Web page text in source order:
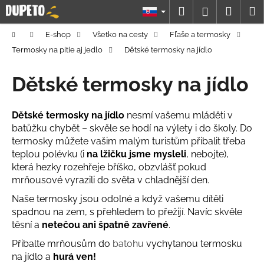
Prejsť
na
obsah
Hľadať
košík
DomovE-shop Všetko na cesty
Fľaše a termosky
Termosky na pitie aj jedlo
Dětské termosky na jídlo
Dětské termosky na jídlo
Dětské termosky na jídlo nesmí vašemu mláděti v
batůžku chybět – skvěle se hodí na výlety i do školy. Do
termosky můžete vašim malým turistům přibalit třeba
teplou polévku (i na lžičku jsme mysleli, nebojte),
která hezky rozehřeje bříško, obzvlášť pokud
mrňousové vyrazili do světa v chladnější den.
Naše termosky jsou odolné a když vašemu dítěti
spadnou na zem, s přehledem to přežijí. Navíc skvěle
těsní a netečou ani špatně zavřené.
Přibalte mrňousům do batohu vychytanou termosku
na jídlo a hurá ven!
K
o
o
p
o
t
r
e
b
u
j
e
t
e